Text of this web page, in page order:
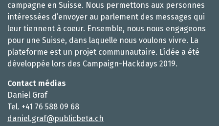
campagne en Suisse. Nous permettons aux personnes
intéressées d’envoyer au parlement des messages qui
leur tiennent à coeur. Ensemble, nous nous engageons
pour une Suisse, dans laquelle nous voulons vivre. La
plateforme est un projet communautaire. L’idée a été
développée lors des Campaign-Hackdays 2019.
Contact médias
Daniel Graf
Tel. +41 76 588 09 68
daniel.graf@publicbeta.ch